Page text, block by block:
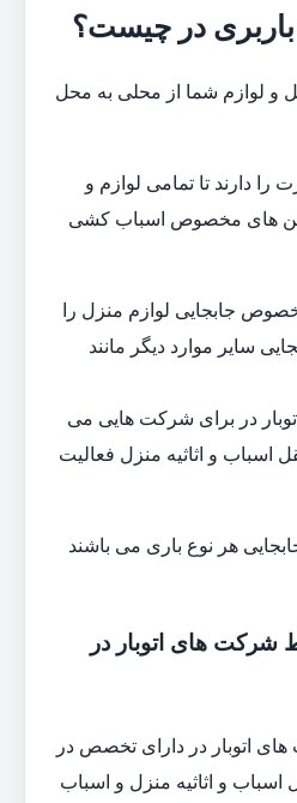
باربری در چیست؟
و لوازم شما از محلی به محل
را دارند تا تمامی لوازم و
های مخصوص اسباب کشی
جابجایی لوازم منزل را
سایر موارد دیگر مانند
در برای شرکت هایی می
اسباب و اثاثیه منزل فعالیت
هر نوع باری می باشند
شرکت های اتوبار در
اتوبار در دارای تخصص در
اسباب و اثاثیه منزل و اسباب